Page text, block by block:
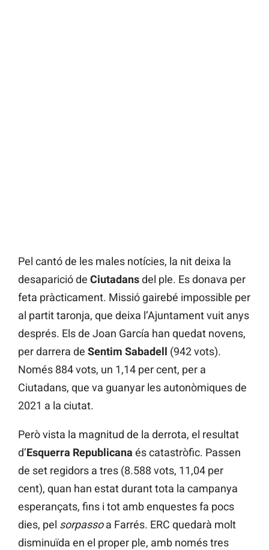
Pel cantó de les males notícies, la nit deixa la
desaparició de Ciutadansdel ple. Es donava per
feta pràcticament. Missió gairebé impossible per
al partit taronja, que deixa l’Ajuntament vuit anys
després. Els de Joan García han quedat novens,
per darrera de Sentim Sabadell (942 vots).
Només 884 vots, un 1,14 per cent, per a
Ciutadans, que va guanyar les autonòmiques de
2021 a la ciutat.
Però vista la magnitud de la derrota, el resultat
d’Esquerra Republicana és catastròfic. Passen
de set regidors a tres (8.588 vots, 11,04 per
cent), quan han estat durant tota la campanya
esperançats, fins i tot amb enquestes fa pocs
dies, pel sorpassoa Farrés. ERC quedarà molt
disminuïda en el proper ple, amb només tres